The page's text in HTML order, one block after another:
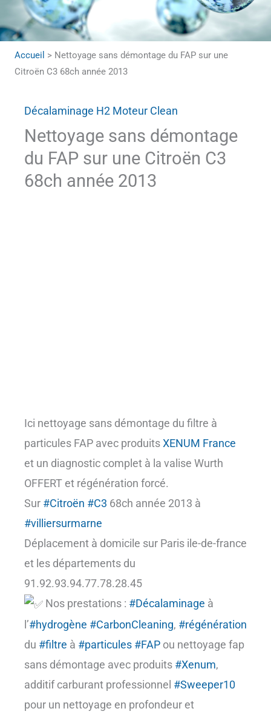
Accueil > Nettoyage sans démontage du FAP sur une
Citroën C3 68ch année 2013
Décalaminage H2 Moteur Clean
Nettoyage sans démontage
du FAP sur une Citroën C3
68ch année 2013
Ici nettoyage sans démontage du filtre à
particules FAP avec produitsXENUM France
et un diagnostic complet à la valise Wurth
OFFERT et régénération forcé.
Sur #Citroën #C3 68ch année 2013 à
#villiersurmarne
Déplacement à domicile sur Paris ile-de-france
et les départements du
91.92.93.94.77.78.28.45
Nos prestations : #Décalaminage à
l’#hydrogène #CarbonCleaning, #régénération
du #filtre à #particules #FAP ou nettoyage fap
sans démontage avec produits #Xenum,
additif carburant professionnel #Sweeper10
pour un nettoyage en profondeur et